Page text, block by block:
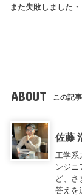
また失敗しました・
ABOUT この記
佐藤
工学系
ンジニ
ど、さ
答えを